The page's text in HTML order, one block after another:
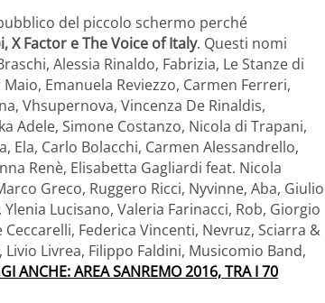
del piccolo schermo perché
X Factor e The Voice of Italy. Questi nomi
Alessia Rinaldo, Fabrizia, Le Stanze di
Emanuela Reviezzo, Carmen Ferreri,
Vhsupernova, Vincenza De Rinaldis,
Adele, Simone Costanzo, Nicola di Trapani,
Ela, Carlo Bolacchi, Carmen Alessandrello,
Renè, Elisabetta Gagliardi feat. Nicola
Greco, Ruggero Ricci, Nyvinne, Aba, Giulio
Lucisano, Valeria Farinacci, Rob, Giorgio
Federica Vincenti, Nevruz, Sciarra &
Livrea, Filippo Faldini, Musicomio Band,
ANCHE: AREA SANREMO 2016, TRA I 70